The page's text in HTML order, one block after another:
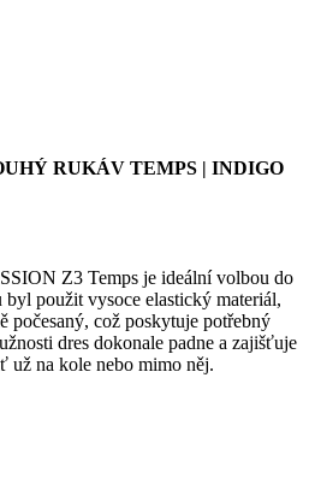
RUKÁV TEMPS | INDIGO
Z3 Temps je ideální volbou do
použit vysoce elastický materiál,
počesaný, což poskytuje potřebný
dres dokonale padne a zajišťuje
už na kole nebo mimo něj.